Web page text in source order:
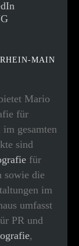
MAIN
Mario
für
gesamten
sind
für
sowie die
im
umfasst
PR und
,